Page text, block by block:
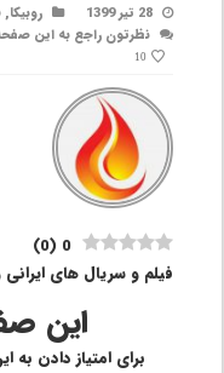
28 تیر 1399 روبیکا,
نظرتون راجع به این
10
0
(
0
)
فیلم و سریال های
این
برای امتیاز دادن